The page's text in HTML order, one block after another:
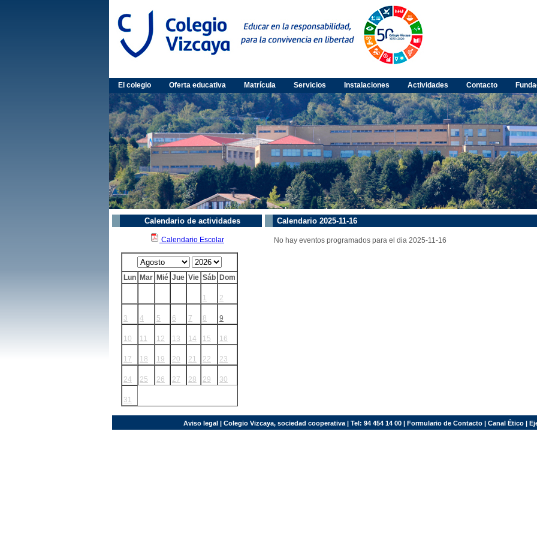
El colegio Oferta educativa Matrícula Servicios Instalaciones Actividades Contacto
Calendario 2025-11-16
No hay eventos programados para el dia 2025-11-16
Calendario de actividades
Calendario Escolar
Lun Mar Mié Jue Vie Sáb Dom
1 2
3 4 5 6 7 8 9
10 11 12 13 14 15 16
17 18 19 20 21 22 23
24 25 26 27 28 29 30
31
Aviso legal| Colegio Vizcaya, sociedad cooperativa | Tel: 94 454 14 00 | Formulario de Contacto| Canal Ético|